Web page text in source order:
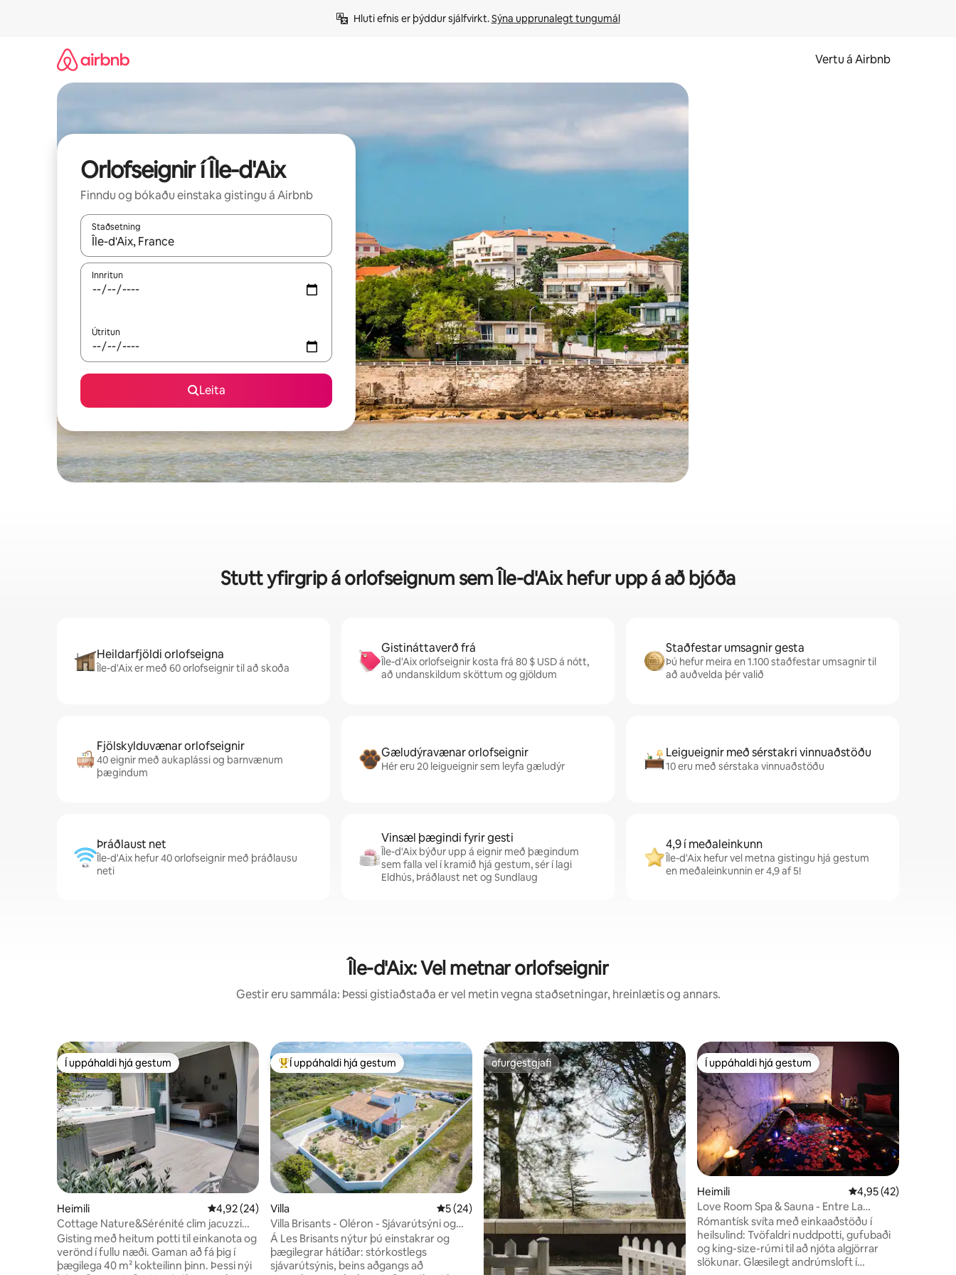
Hluti efnis er þýddur sjálfvirkt. Sýna upprunalegt tungumál
Vertu á Airbnb
Orlofseignir í Île-d'Aix
Finndu og bókaðu einstaka gistingu á Airbnb
Staðsetning
Þegar niðurstöður liggja fyrir skaltu nota upp og niður örvalyklana eða skoða með því að snerta eða strjúka.
Innritun
Útritun
Leita
Stutt yfirgrip á orlofseignum sem Île-d'Aix hefur upp á að bjóða
Heildarfjöldi orlofseigna
Île-d'Aix er með 60 orlofseignir til að skoða
Gistináttaverð frá
Île-d'Aix orlofseignir kosta frá 80 $ USD á nótt,
að undanskildum sköttum og gjöldum
Staðfestar umsagnir gesta
Þú hefur meira en 1.100 staðfestar umsagnir til
að auðvelda þér valið
Fjölskylduvænar orlofseignir
40 eignir með aukaplássi og barnvænum
þægindum
Gæludýravænar orlofseignir
Hér eru 20 leigueignir sem leyfa gæludýr
Leigueignir með sérstakri vinnuaðstöðu
10 eru með sérstaka vinnuaðstöðu
Þráðlaust net
Île-d'Aix hefur 40 orlofseignir með þráðlausu
neti
Vinsæl þægindi fyrir gesti
Île-d'Aix býður upp á eignir með þægindum
sem falla vel í kramið hjá gestum, sér í lagi
Eldhús, Þráðlaust net og Sundlaug
4,9 í meðaleinkunn
Île-d'Aix hefur vel metna gistingu hjá gestum
en meðaleinkunnin er 4,9 af 5!
Île-d'Aix: Vel metnar orlofseignir
Gestir eru sammála: Þessi gistiaðstaða er vel metin vegna staðsetningar, hreinlætis og annars.
Í uppáhaldi hjá gestum
Í uppáhaldi hjá gestum
Heimili 4,92 af 5 í meðaleinkunn, 24 umsagnir
4,92 (24)
Cottage Nature&Sérénité clim jacuzzi
avril-sept
Gisting með heitum potti til einkanota og
verönd í fullu næði. Gaman að fá þig í
þægilega 40 m² kokteilinn þinn. Þessi nýi
Í mestu uppáhaldi hjá gestum
Í uppáhaldi hjá gestum
Villa 5 af 5 í meðaleinkunn, 24 umsagnir
5 (24)
Villa Brisants - Oléron - Sjávarútsýni og
aðgengi að strönd
Á Les Brisants nýtur þú einstakrar og
þægilegrar hátíðar: stórkostlegs
sjávarútsýnis, beins aðgangs að
ofurgestgjafi
ofurgestgjafi Í uppáhaldi hjá gestum
Í uppáhaldi hjá gestum
Heimili 4,95 af 5 í
4,95 (42)
Love Room Spa & Sauna - Entre La
Rochelle/Niort
Rómantísk svíta með einkaaðstöðu í
heilsulind: Tvöfaldri nuddpotti, gufubaði
og king-size-rúmi til að njóta algjörrar
slökunar. Glæsilegt andrúmsloft í